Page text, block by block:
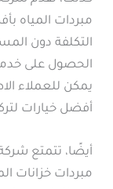
مبردات المياه
التكلفة دون
الحصول على
يمكن للعملاء
أفضل خيارات
أيضًا، تتمتع
مبردات خزانات